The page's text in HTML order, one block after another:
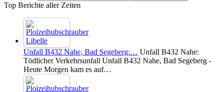
Top Berichte aller Zeiten
Unfall B432 Nahe, Bad Segeberg:… Unfall B432 Nahe:
Tödlicher Verkehrsunfall Unfall B432 Nahe, Bad Segeberg -
Heute Morgen kam es auf…